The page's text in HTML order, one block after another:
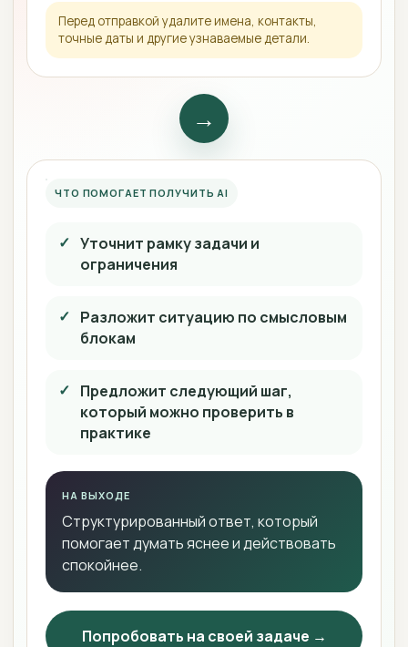
Перед отправкой удалите имена, контакты,
точные даты и другие узнаваемые детали.
→
ЧТО ПОМОГАЕТ ПОЛУЧИТЬ AI
Уточнит рамку задачи и
ограничения
Разложит ситуацию по смысловым
блокам
Предложит следующий шаг,
который можно проверить в
практике
НА ВЫХОДЕ
Структурированный ответ, который
помогает думать яснее и действовать
спокойнее.
Попробовать на своей задаче →